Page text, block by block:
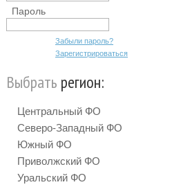
Пароль
Забыли пароль?
Зарегистрироваться
Выбрать регион:
Центральный ФО
Северо-Западный ФО
Южный ФО
Приволжский ФО
Уральский ФО